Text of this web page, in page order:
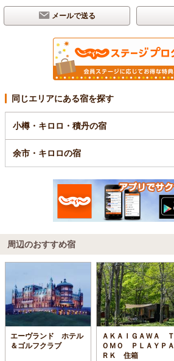
メールで送る
同じエリアにある宿を探す
小樽・キロロ・積丹の宿
余市・キロロの宿
周辺のおすすめ宿
エーヴランド ホテル
＆ゴルフクラブ
ＡＫＡＩＧＡＷＡ Ｔ
ＯＭＯ ＰＬＡＹＰＡ
ＲＫ 住箱